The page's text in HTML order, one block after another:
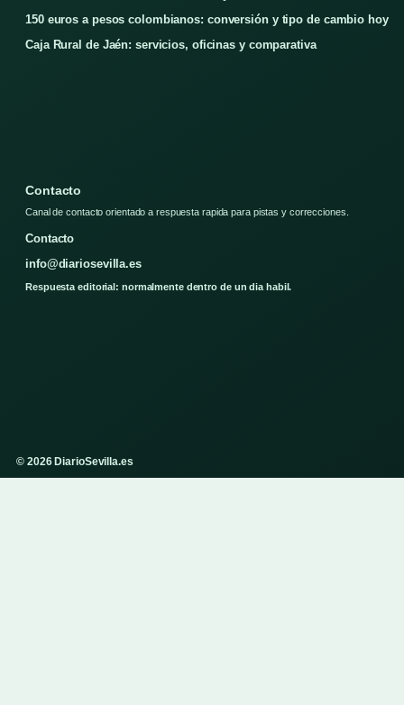
150 euros a pesos colombianos: conversión y tipo de cambio hoy
Caja Rural de Jaén: servicios, oficinas y comparativa
Contacto
Canal de contacto orientado a respuesta rapida para pistas y correcciones.
Contacto
info@diariosevilla.es
Respuesta editorial: normalmente dentro de un dia habil.
© 2026 DiarioSevilla.es